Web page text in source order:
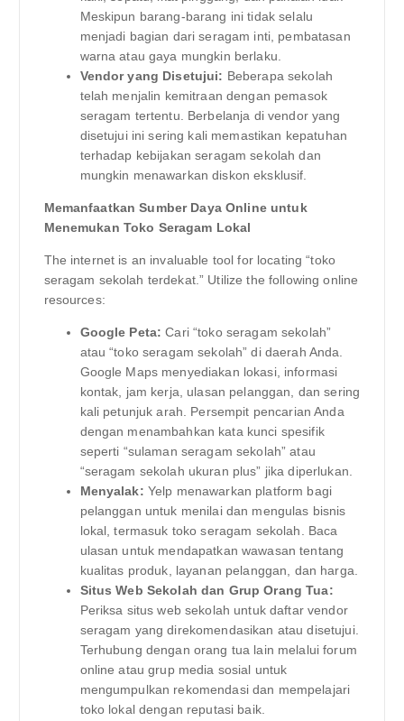
Meskipun barang-barang ini tidak selalu
menjadi bagian dari seragam inti, pembatasan
warna atau gaya mungkin berlaku.
Vendor yang Disetujui: Beberapa sekolah
telah menjalin kemitraan dengan pemasok
seragam tertentu. Berbelanja di vendor yang
disetujui ini sering kali memastikan kepatuhan
terhadap kebijakan seragam sekolah dan
mungkin menawarkan diskon eksklusif.
Memanfaatkan Sumber Daya Online untuk
Menemukan Toko Seragam Lokal
The internet is an invaluable tool for locating “toko
seragam sekolah terdekat.” Utilize the following online
resources:
Google Peta: Cari “toko seragam sekolah”
atau “toko seragam sekolah” di daerah Anda.
Google Maps menyediakan lokasi, informasi
kontak, jam kerja, ulasan pelanggan, dan sering
kali petunjuk arah. Persempit pencarian Anda
dengan menambahkan kata kunci spesifik
seperti “sulaman seragam sekolah” atau
“seragam sekolah ukuran plus” jika diperlukan.
Menyalak: Yelp menawarkan platform bagi
pelanggan untuk menilai dan mengulas bisnis
lokal, termasuk toko seragam sekolah. Baca
ulasan untuk mendapatkan wawasan tentang
kualitas produk, layanan pelanggan, dan harga.
Situs Web Sekolah dan Grup Orang Tua:
Periksa situs web sekolah untuk daftar vendor
seragam yang direkomendasikan atau disetujui.
Terhubung dengan orang tua lain melalui forum
online atau grup media sosial untuk
mengumpulkan rekomendasi dan mempelajari
toko lokal dengan reputasi baik.